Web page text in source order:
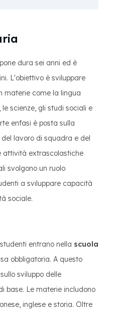
dura sei anni ed è
L'obiettivo è sviluppare
materie come la lingua
scienze, gli studi sociali e
enfasi è posta sulla
lavoro di squadra e del
attività extrascolastiche
svolgono un ruolo
a sviluppare capacità
sociale.
entrano nella scuola
obbligatoria. A questo
sviluppo delle
base. Le materie includono
inglese e storia. Oltre